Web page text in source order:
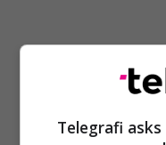
Telegrafi